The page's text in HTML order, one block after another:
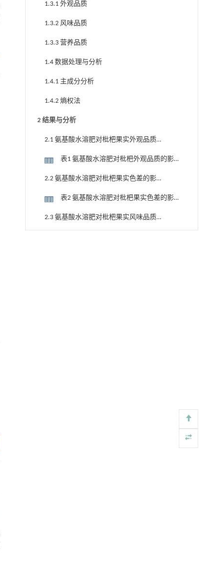
1.3.1 外观品质
1.3.2 风味品质
1.3.3 营养品质
1.4 数据处理与分析
1.4.1 主成分分析
1.4.2 熵权法
2 结果与分析
2.1 氨基酸水溶肥对枇杷果实外观品质
表1 氨基酸水溶肥对枇杷外观品质的影
响
2.2 氨基酸水溶肥对枇杷果实色差的影
表2 氨基酸水溶肥对枇杷果实色差的影
响
2.3 氨基酸水溶肥对枇杷果实风味品质
的影响
内置陶瓷驱动单元的厘米级可重构压电机器人